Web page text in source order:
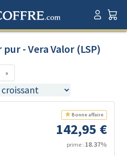
- Vera Valor (LSP)
»
Bonne affaire
142,95 €
prime : 18.37%